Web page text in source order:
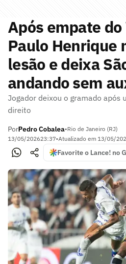
Após empate do
Paulo Henrique
lesão e deixa
andando sem
Jogador deixou o gramado após
direito
PorPedro Cobalea•Rio de Janeiro (RJ)
13/05/202623:37•Atualizado em 13/05/
Favorite o Lance! no